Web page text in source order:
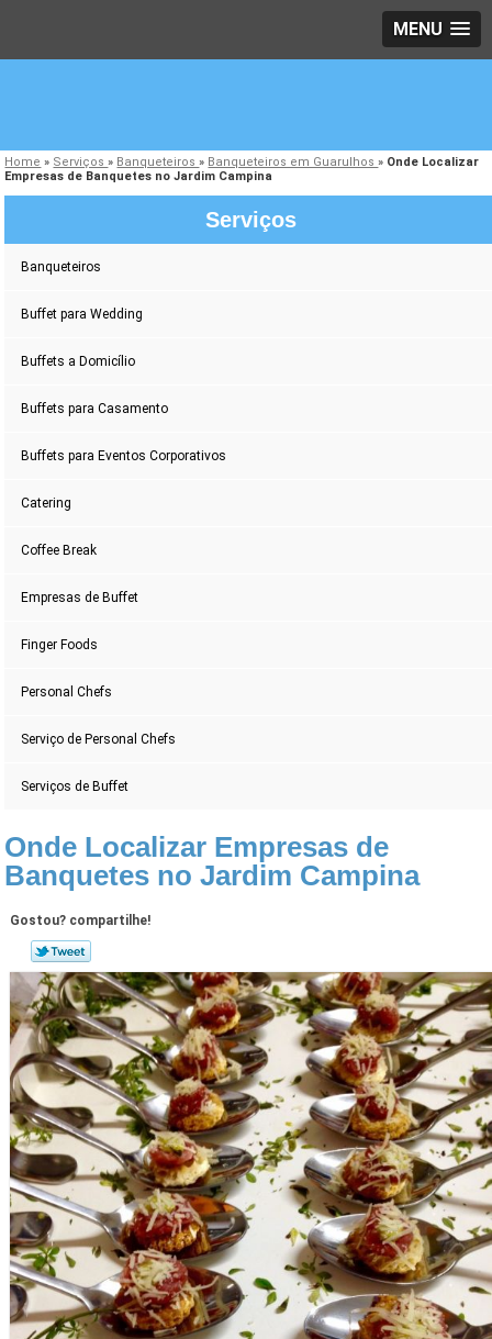
MENU
Home » Serviços» Banqueteiros» Banqueteiros em Guarulhos» Onde Localizar
Empresas de Banquetes no Jardim Campina
Serviços
Banqueteiros
Buffet para Wedding
Buffets a Domicílio
Buffets para Casamento
Buffets para Eventos Corporativos
Catering
Coffee Break
Empresas de Buffet
Finger Foods
Personal Chefs
Serviço de Personal Chefs
Serviços de Buffet
Onde Localizar Empresas de
Banquetes no Jardim Campina
Gostou? compartilhe!